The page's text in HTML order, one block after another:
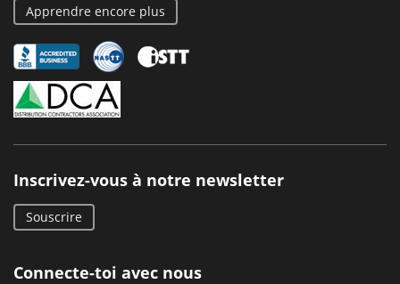
Apprendre encore plus
Inscrivez-vous à notre newsletter
Souscrire
Connecte-toi avec nous